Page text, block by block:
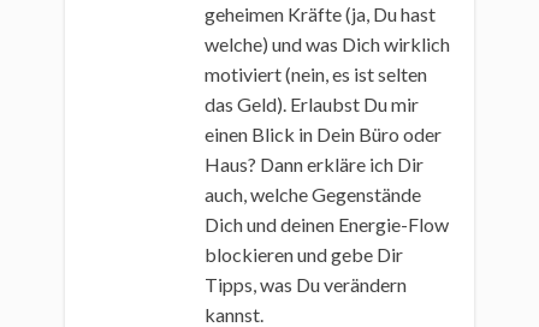
geheimen Kräfte (ja, Du hast
welche) und was Dich wirklich
motiviert (nein, es ist selten
das Geld). Erlaubst Du mir
einen Blick in Dein Büro oder
Haus? Dann erkläre ich Dir
auch, welche Gegenstände
Dich und deinen Energie-Flow
blockieren und gebe Dir
Tipps, was Du verändern
kannst.